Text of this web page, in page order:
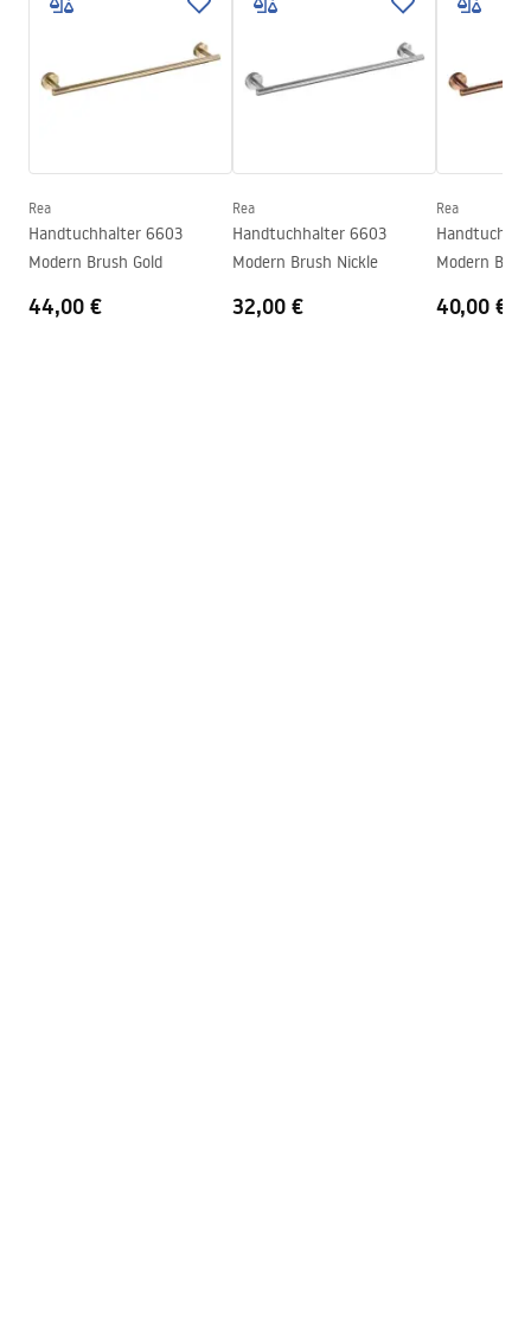
Zum Anschrauben
Breite
Tiefe
80mm
Serie
Garantie
24 monate
Rea
Handtuchhalter 6603
Modern Brush Gold
44,00 €
Rea
Handtuchhalter 6603
Modern Brush Nickle
32,00 €
Rea
Modern
40,00 €